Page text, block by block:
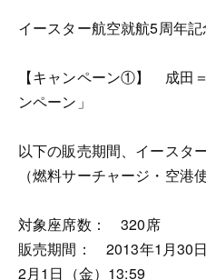
イースター航空就航5周年
【キャンペーン①】 成田
ンペーン」
以下の販売期間、イースタ
（燃料サーチャージ・空港
対象座席数： 320席
販売期間： 2013年1月30
2月1日（金）13:59